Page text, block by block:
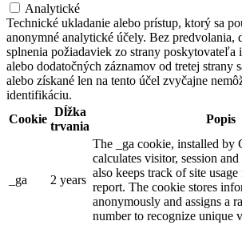
Analytické
Technické ukladanie alebo prístup, ktorý sa
anonymné analytické účely. Bez predvolania,
splnenia požiadaviek zo strany poskytovateľa
alebo dodatočných záznamov od tretej strany
alebo získané len na tento účel zvyčajne
identifikáciu.
Cookie
Dĺžka
trvania
Popis
_ga 2 years
The _ga cookie, installed by
calculates visitor, session
also keeps track of site
report. The cookie stores
anonymously and assigns a
number to recognize unique